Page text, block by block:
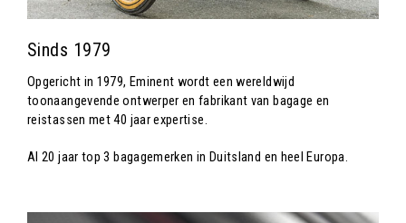
Sinds 1979
Opgericht in 1979, Eminent wordt een wereldwijd
toonaangevende ontwerper en fabrikant van bagage en
reistassen met 40 jaar expertise.
Al 20 jaar top 3 bagagemerken in Duitsland en heel Europa.